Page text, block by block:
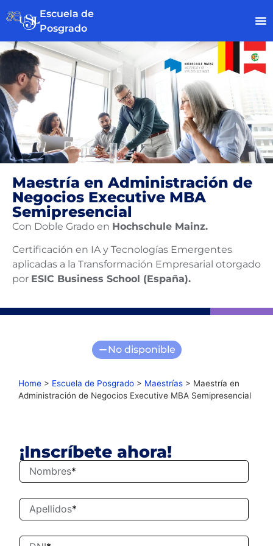
Escuela de
Posgrado
Maestría en Administración de
Negocios​ Executive MBA
Semipresencial
Con Doble Grado en Hochschule Mainz.
Certificación en IA y Tecnologías Emergentes
aplicadas a la Transformación Empresarial otorgado
por ESIC Business School (España).
No disponible
Home > Escuela de Posgrado > Maestrías > Maestría en
Administración de Negocios​ Executive MBA Semipresencial
¡Inscríbete ahora!
Nombres*
Apellidos*